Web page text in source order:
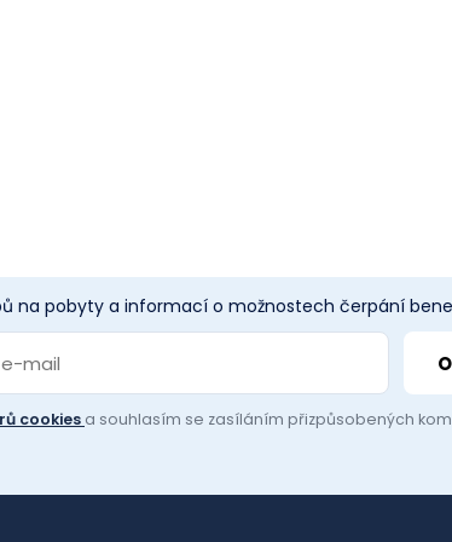
na pobyty a informací o možnostech čerpání
cookies a souhlasím se zasíláním přizpůsobených